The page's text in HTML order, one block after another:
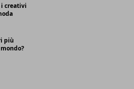
creativi
più